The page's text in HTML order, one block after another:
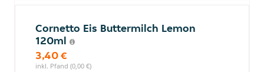
Cornetto Eis Buttermilch Lemon
120ml
3,40 €
inkl. Pfand (0,00 €)